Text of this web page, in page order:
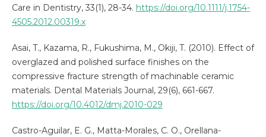
Care in Dentistry, 33(1), 28-34. https://doi.org/10.1111/j.1754-
4505.2012.00319.x
Asai, T., Kazama, R., Fukushima, M., Okiji, T. (2010). Effect of
overglazed and polished surface finishes on the
compressive fracture strength of machinable ceramic
materials. Dental Materials Journal, 29(6), 661-667.
https://doi.org/10.4012/dmj.2010-029
Castro-Aguilar, E. G., Matta-Morales, C. O., Orellana-